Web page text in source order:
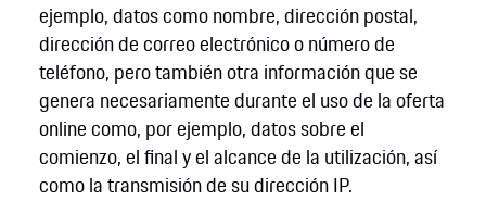
ejemplo, datos como nombre, dirección postal,
dirección de correo electrónico o número de
teléfono, pero también otra información que se
genera necesariamente durante el uso de la oferta
online como, por ejemplo, datos sobre el
comienzo, el final y el alcance de la utilización, así
como la transmisión de su dirección IP.